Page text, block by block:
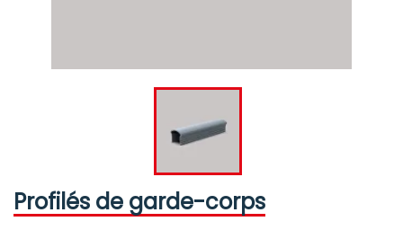
Profilés de garde-corps